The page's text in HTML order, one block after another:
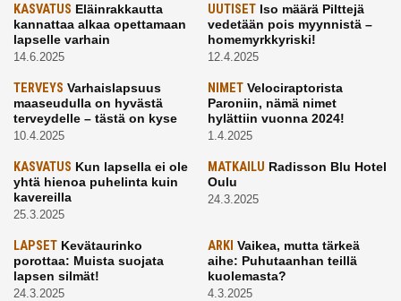
KASVATUS Eläinrakkautta
kannattaa alkaa opettamaan
lapselle varhain
14.6.2025
UUTISETIso määrä Pilttejä
vedetään pois myynnistä –
homemyrkkyriski!
12.4.2025
TERVEYS Varhaislapsuus
maaseudulla on hyvästä
terveydelle – tästä on kyse
10.4.2025
NIMETVelociraptorista
Paroniin, nämä nimet
hylättiin vuonna 2024!
1.4.2025
KASVATUS Kun lapsella ei ole
yhtä hienoa puhelinta kuin
kavereilla
25.3.2025
MATKAILU Radisson Blu Hotel
Oulu
24.3.2025
LAPSET Kevätaurinko
porottaa: Muista suojata
lapsen silmät!
24.3.2025
ARKI Vaikea, mutta tärkeä
aihe: Puhutaanhan teillä
kuolemasta?
4.3.2025